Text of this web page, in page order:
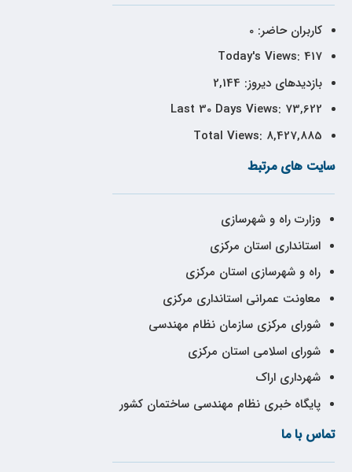
کاربران حاضر:0
Today's Views: 417
بازدیدهای دیروز: 2,144
Last 30 Days Views: 73,622
Total Views: 8,427,885
سایت های مرتبط
وزارت راه و شهرسازی
استانداری استان مرکزی
راه و شهرسازی استان مرکزی
معاونت عمرانی استانداری مرکزی
شورای مرکزی سازمان نظام مهندسی
شورای اسلامی استان مرکزی
شهرداری اراک
پایگاه خبری نظام مهندسی ساختمان کشور
تماس با ما